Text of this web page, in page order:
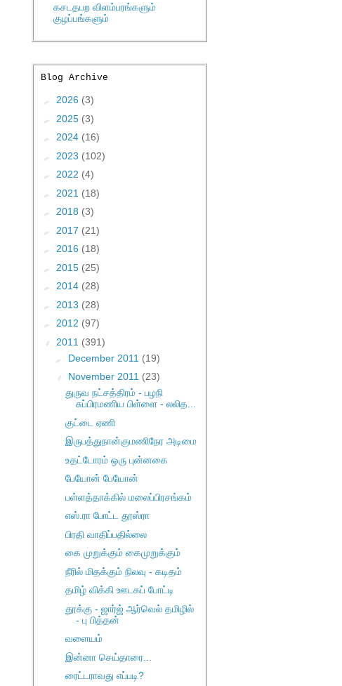
கசடதபற விளம்பரங்களும்
குழப்பங்களும்
Blog Archive
► 2026 (3)
► 2025 (3)
► 2024 (16)
► 2023 (102)
► 2022 (4)
► 2021 (18)
► 2018 (3)
► 2017 (21)
► 2016 (18)
► 2015 (25)
► 2014 (28)
► 2013 (28)
► 2012 (97)
▼ 2011 (391)
► December 2011 (19)
▼ November 2011 (23)
துருவ நட்சத்திரம் - பழநி
சுப்பிரமணிய பிள்ளை - லலித...
குட்டை ஏணி
இருபத்துநான்குமணிநேர அடிமை
உதட்டோரம் ஒரு புன்னகை
பேயோன் பேயோன்
பள்ளத்தாக்கில் மலைப்பிரசங்கம்
எஸ்.ரா போட்ட தூஸ்ரா
பிரதி வாதிப்பதில்லை
கை முறுக்கும் கைமுறுக்கும்
நீரில் மிதக்கும் நிலவு - கடிதம்
தமிழ் விக்கி ஊடகப் போட்டி
தூக்கு - ஜார்ஜ் ஆர்வெல் தமிழில்
- பு பித்தன்
வளையம்
இன்னா செய்தாரை...
ரைட்டராவது எப்படி?